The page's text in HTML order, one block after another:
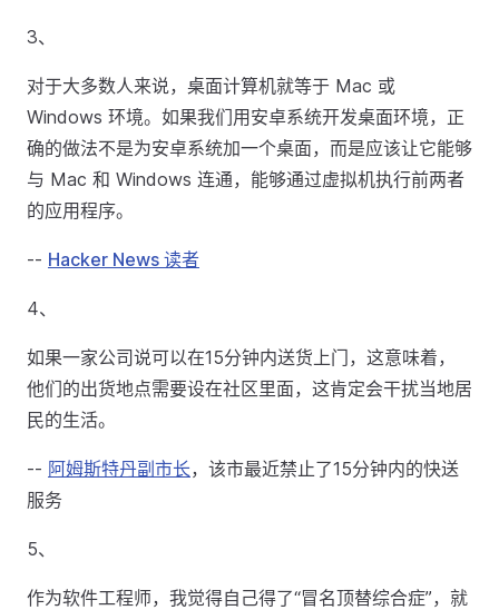
3、
对于大多数人来说，桌面计算机就等于 Mac 或
Windows 环境。如果我们用安卓系统开发桌面环境，正
确的做法不是为安卓系统加一个桌面，而是应该让它能够
与 Mac 和 Windows 连通，能够通过虚拟机执行前两者
的应用程序。
-- Hacker News 读者
4、
如果一家公司说可以在15分钟内送货上门，这意味着，
他们的出货地点需要设在社区里面，这肯定会干扰当地居
民的生活。
-- 阿姆斯特丹副市长，该市最近禁止了15分钟内的快送
服务
5、
作为软件工程师，我觉得自己得了“冒名顶替综合症”，就